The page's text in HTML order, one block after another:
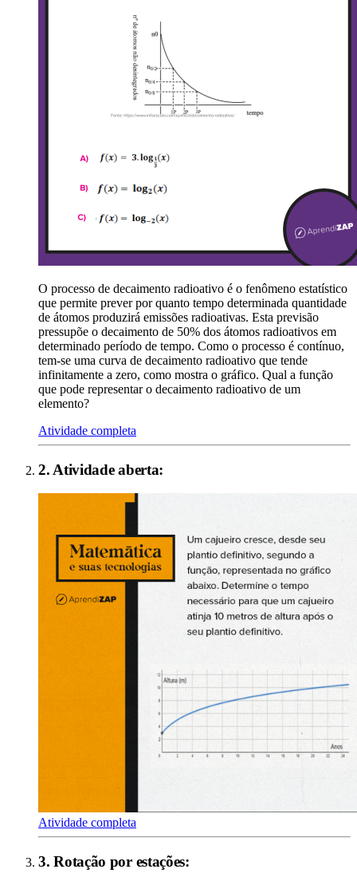
O processo de decaimento radioativo é o fenômeno estatístico
que permite prever por quanto tempo determinada quantidade
de átomos produzirá emissões radioativas. Esta previsão
pressupõe o decaimento de 50% dos átomos radioativos em
determinado período de tempo. Como o processo é contínuo,
tem-se uma curva de decaimento radioativo que tende
infinitamente a zero, como mostra o gráfico. Qual a função
que pode representar o decaimento radioativo de um
elemento?
Atividade completa
2. Atividade aberta:
Atividade completa
3.Rotação por estações: